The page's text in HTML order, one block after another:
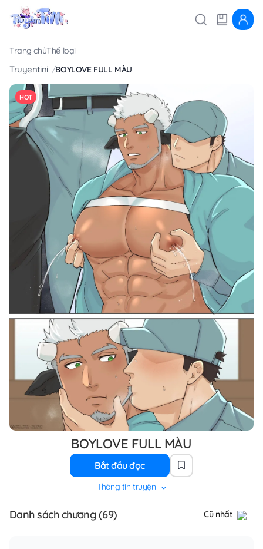
Trang chủThể loại
Truyentini BOYLOVE FULL MÀU
HOT
BOYLOVE FULL MÀU
Bắt đầu đọc
Thông tin truyện
Danh sách chương (69) Cũ nhất